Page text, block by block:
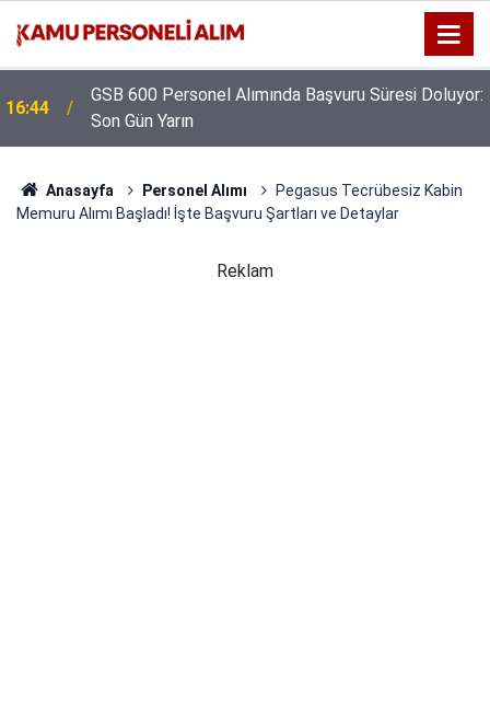
16:44
GSB 600 Personel Alımında Başvuru Süresi Doluyor:
Son Gün Yarın
Anasayfa Personel Alımı
Pegasus Tecrübesiz Kabin
Memuru Alımı Başladı! İşte Başvuru Şartları ve Detaylar
Reklam